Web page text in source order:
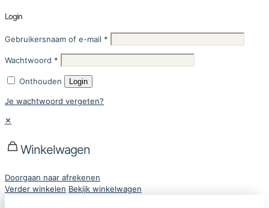
Login
Gebruikersnaam of e-mail *
Wachtwoord *
Onthouden Login
Je wachtwoord vergeten?
✕
Winkelwagen
Doorgaan naar afrekenen
Verder winkelen Bekijk winkelwagen